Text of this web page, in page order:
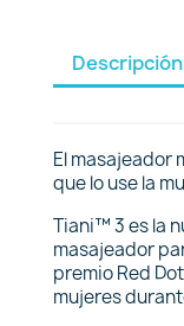
Descripción
El masajeador
que lo use la
Tiani™ 3 es la
masajeador
premio Red
mujeres